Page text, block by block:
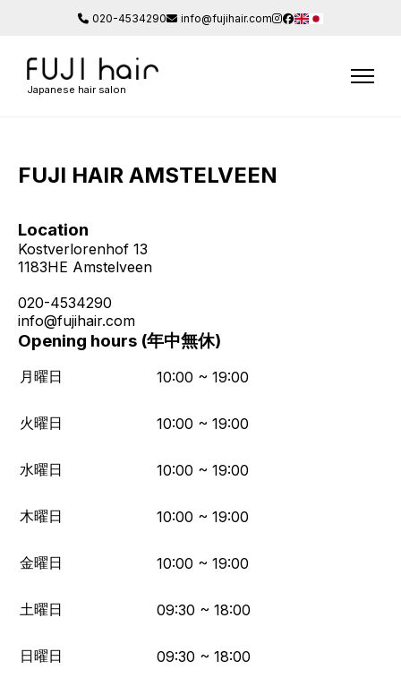
020-4534290 info@fujihair.com
Japanese hair salon
FUJI HAIR AMSTELVEEN
Location
Kostverlorenhof 13
1183HE Amstelveen
020-4534290
info@fujihair.com
Opening hours (年中無休)
月曜日 10:00 ~ 19:00
火曜日 10:00 ~ 19:00
水曜日 10:00 ~ 19:00
木曜日 10:00 ~ 19:00
金曜日 10:00 ~ 19:00
土曜日 09:30 ~ 18:00
日曜日 09:30 ~ 18:00